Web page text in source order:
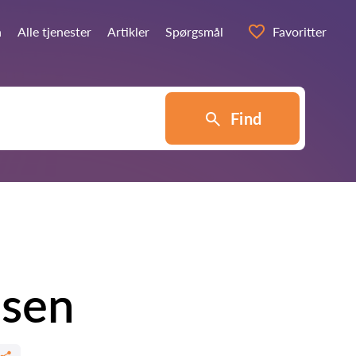
Alle tjenester Artikler Spørgsmål Favoritter
Find